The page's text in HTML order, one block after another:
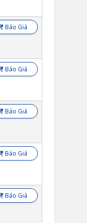
Báo Giá
Báo Giá
Báo Giá
Báo Giá
Báo Giá